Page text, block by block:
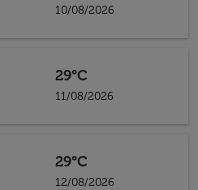
10/08/2026
29°C
11/08/2026
29°C
12/08/2026